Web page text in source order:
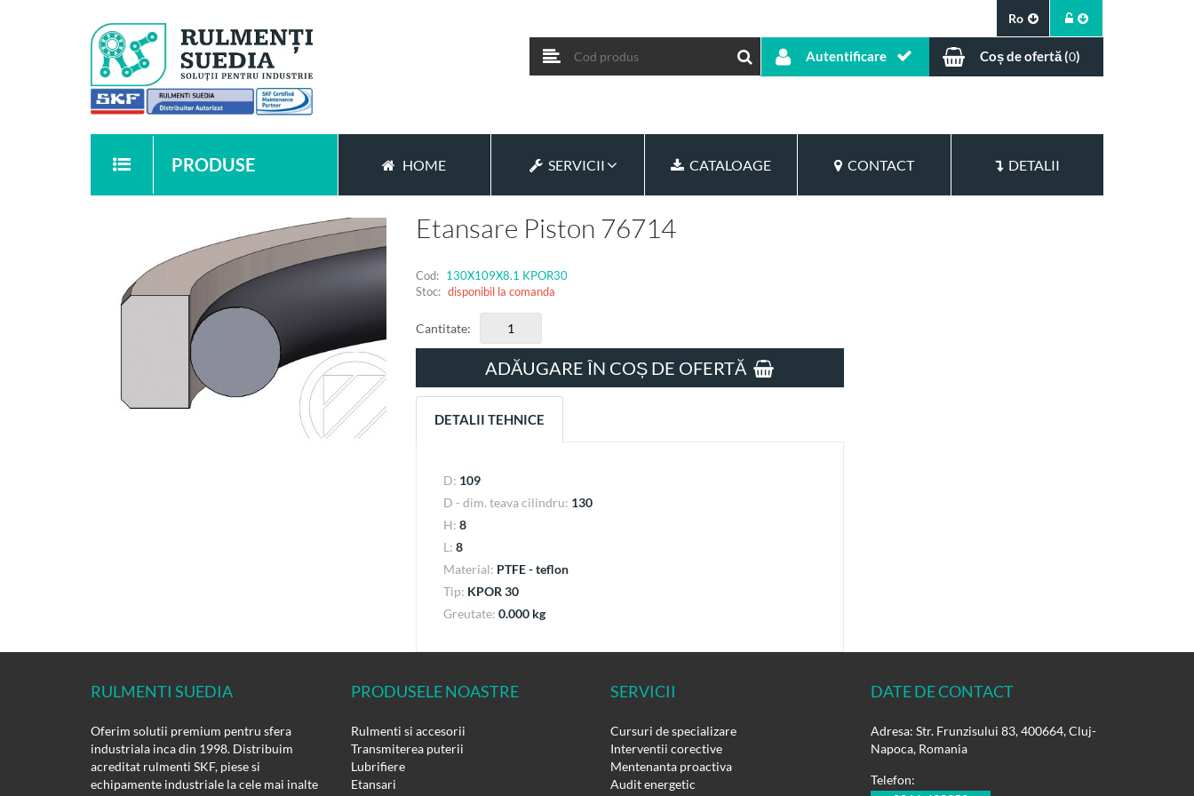
Ro
Autentificare Coș de ofertă (0)
PRODUSE HOME SERVICII CATALOAGE CONTACT DETALII
Etansare Piston 76714
Cod: 130X109X8.1 KPOR30
Stoc: disponibil la comanda
Cantitate:
ADĂUGARE ÎN COȘ DE OFERTĂ
DETALII TEHNICE
D: 109
D - dim. teava cilindru: 130
H: 8
L: 8
Material: PTFE - teflon
Tip: KPOR 30
Greutate: 0.000 kg
RULMENTI SUEDIA
Oferim solutii premium pentru sfera
industriala inca din 1998. Distribuim
acreditat rulmenti SKF, piese si
echipamente industriale la cele mai inalte
PRODUSELE NOASTRE
Rulmenti si accesorii
Transmiterea puterii
Lubrifiere
Etansari
SERVICII
Cursuri de specializare
Interventii corective
Mentenanta proactiva
Audit energetic
DATE DE CONTACT
Adresa: Str. Frunzisului 83, 400664, Cluj-
Napoca, Romania
Telefon: